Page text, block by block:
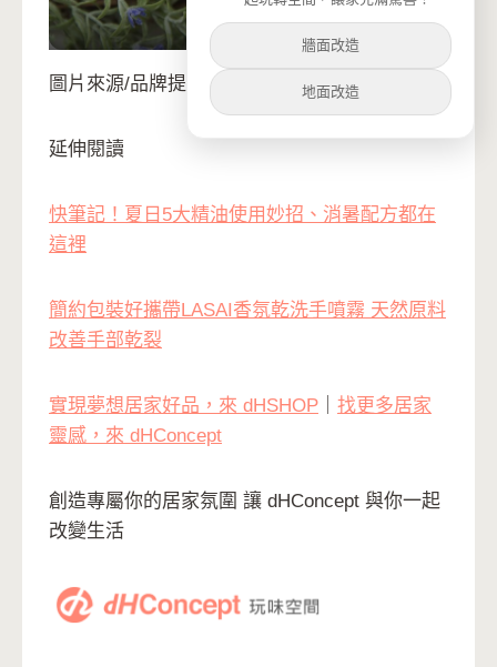
Lavender 15 ml
圖片來源/品牌提供
延伸閱讀
快筆記！夏日5大精油使用妙招、消暑配方都在
這裡
簡約包裝好攜帶LASAI香氛乾洗手噴霧 天然原料
改善手部乾裂
實現夢想居家好品，來 dHSHOP
找更多居家
靈感，來 dHConcept
創造專屬你的居家氛圍 讓 dHConcept 與你一起
改變生活
牆面改造
地面改造